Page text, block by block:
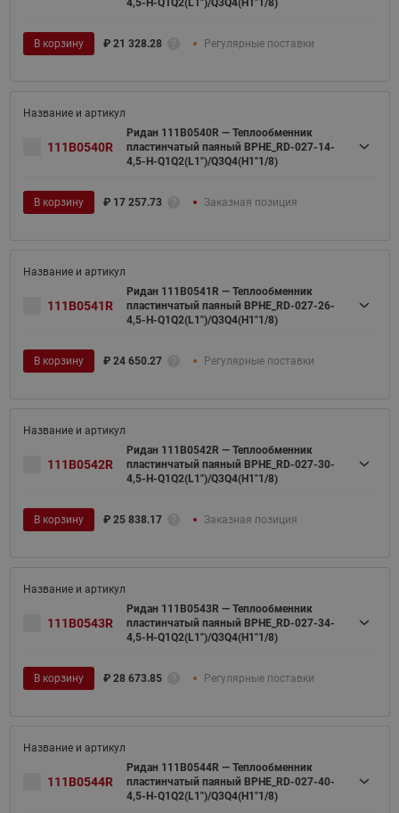
В корзину ₽ 21 328.28 Регулярные поставки
111B0540R
Ридан 111B0540R — Теплообменник
пластинчатый паяный BPHE_RD-027-14-
4,5-H-Q1Q2(L1")/Q3Q4(H1"1/8)
В корзину ₽ 17 257.73 Заказная позиция
111B0541R
Ридан 111B0541R — Теплообменник
пластинчатый паяный BPHE_RD-027-26-
4,5-H-Q1Q2(L1")/Q3Q4(H1"1/8)
В корзину ₽ 24 650.27 Регулярные поставки
111B0542R
Ридан 111B0542R — Теплообменник
пластинчатый паяный BPHE_RD-027-30-
4,5-H-Q1Q2(L1")/Q3Q4(H1"1/8)
В корзину ₽ 25 838.17 Заказная позиция
111B0543R
Ридан 111B0543R — Теплообменник
пластинчатый паяный BPHE_RD-027-34-
4,5-H-Q1Q2(L1")/Q3Q4(H1"1/8)
В корзину ₽ 28 673.85 Регулярные поставки
111B0544R
Ридан 111B0544R — Теплообменник
пластинчатый паяный BPHE_RD-027-40-
4,5-H-Q1Q2(L1")/Q3Q4(H1"1/8)